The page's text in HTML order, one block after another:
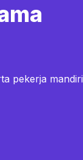
pekerja mandiri